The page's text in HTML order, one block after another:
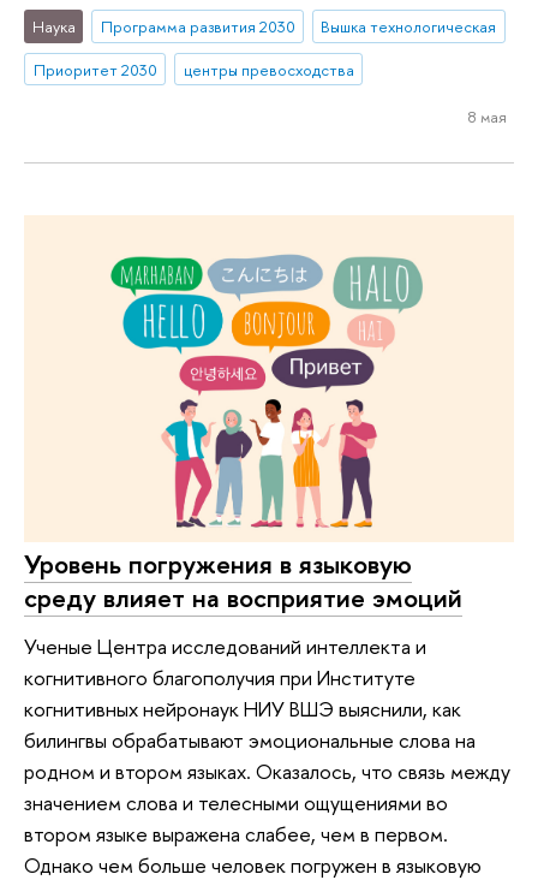
Наука Программа развития 2030
Вышка технологическая
Приоритет 2030
центры превосходства
8 мая
Уровень погружения в языковую
среду влияет на восприятие эмоций
Ученые Центра исследований интеллекта и
когнитивного благополучия при Институте
когнитивных нейронаук НИУ ВШЭ выяснили, как
билингвы обрабатывают эмоциональные слова на
родном и втором языках. Оказалось, что связь между
значением слова и телесными ощущениями во
втором языке выражена слабее, чем в первом.
Однако чем больше человек погружен в языковую